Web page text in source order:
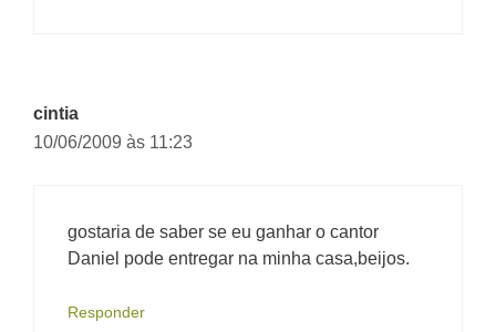
cintia
10/06/2009 às 11:23
gostaria de saber se eu ganhar o cantor
Daniel pode entregar na minha casa,beijos.
Responder